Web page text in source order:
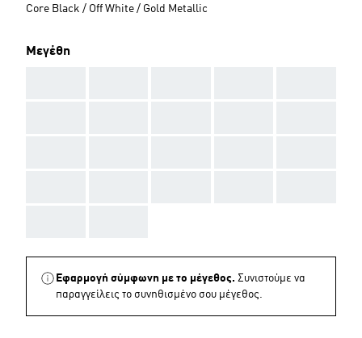
Core Black / Off White / Gold Metallic
Μεγέθη
Εφαρμογή σύμφωνη με το μέγεθος. Συνιστούμε να
παραγγείλεις το συνηθισμένο σου μέγεθος.